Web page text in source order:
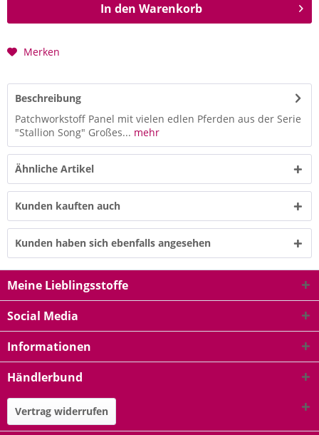
In den Warenkorb
Merken
Beschreibung
Patchworkstoff Panel mit vielen edlen Pferden aus der Serie
"Stallion Song" Großes... mehr
Ähnliche Artikel
Kunden kauften auch
Kunden haben sich ebenfalls angesehen
Meine Lieblingsstoffe
Social Media
Informationen
Händlerbund
Vertrag widerrufen